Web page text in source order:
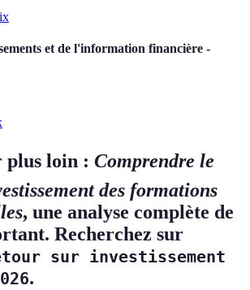
et de l'information financière -
plus loin : Comprendre le
des formations
, une analyse complète de
Recherchez sur
sur investissement
.